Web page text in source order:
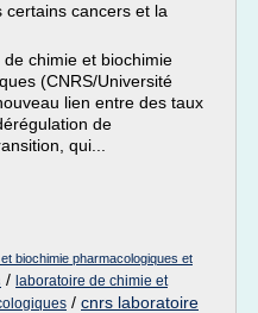
certains cancers et la
chimie et biochimie
(CNRS/Université
lien entre des taux
de
qui...
biochimie pharmacologiques et
/ laboratoire de chimie et
/ cnrs laboratoire